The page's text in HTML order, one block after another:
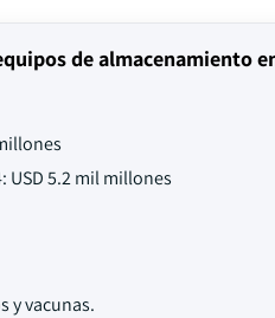
de almacenamiento
USD 5.2 mil millones
y vacunas.